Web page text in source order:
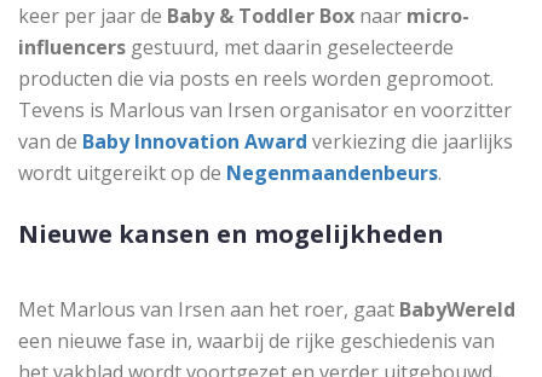
keer per jaar de Baby & Toddler Box naar micro-
influencers gestuurd, met daarin geselecteerde
producten die via posts en reels worden gepromoot.
Tevens is Marlous van Irsen organisator en voorzitter
van de Baby Innovation Award verkiezing die jaarlijks
wordt uitgereikt op de Negenmaandenbeurs.
Nieuwe kansen en mogelijkheden
Met Marlous van Irsen aan het roer, gaat BabyWereld
een nieuwe fase in, waarbij de rijke geschiedenis van